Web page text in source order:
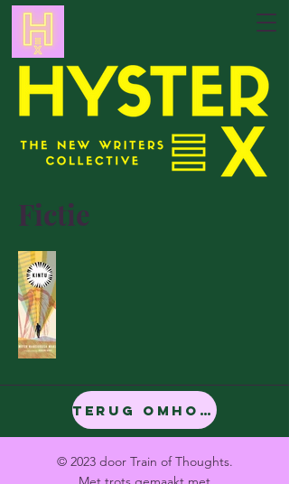
Fictie
Terug omhoog
© 2023 door Train of Thoughts.